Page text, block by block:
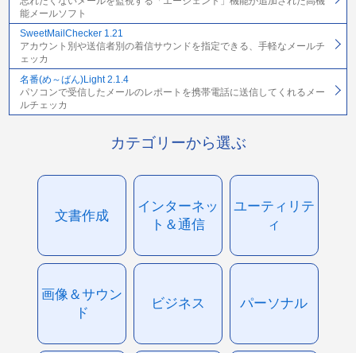
能メールソフト
SweetMailChecker 1.21
アカウント別や送信者別の着信サウンドを指定できる、手軽なメールチ
ェッカ
名番(め～ばん)Light 2.1.4
パソコンで受信したメールのレポートを携帯電話に送信してくれるメー
ルチェッカ
カテゴリーから選ぶ
文書作成
インターネッ
ト＆通信
ユーティリテ
ィ
画像＆サウン
ド
ビジネス パーソナル